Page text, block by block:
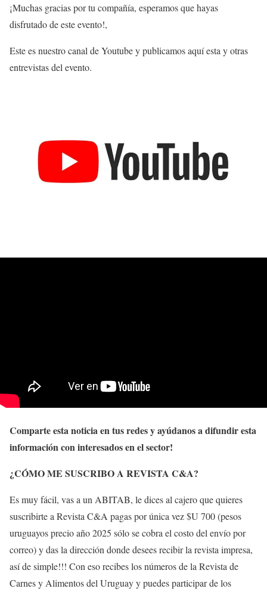
¡Muchas gracias por tu compañía, esperamos que hayas
disfrutado de este evento!,
Este es nuestro canal de Youtube y publicamos aquí esta y otras
entrevistas del evento.
Comparte esta noticia en tus redes y ayúdanos a difundir esta
información con interesados en el sector!
¿CÓMO ME SUSCRIBO A REVISTA C&A?
Es muy fácil, vas a un ABITAB, le dices al cajero que quieres
suscribirte a Revista C&A pagas por única vez $U 700 (pesos
uruguayos precio año 2025 sólo se cobra el costo del envío por
correo) y das la dirección donde desees recibir la revista impresa,
así de simple!!! Con eso recibes los números de la Revista de
Carnes y Alimentos del Uruguay y puedes participar de los